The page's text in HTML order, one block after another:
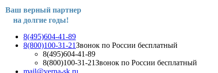
Ваш верный партнер
на долгие годы!
8(495)604-41-89
8(800)100-31-21Звонок по России бесплатный
8(495)604-41-89
8(800)100-31-21Звонок по России бесплатный
mail@verna-sk.ru